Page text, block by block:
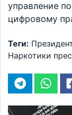
управление
цифровому
Теги:
Наркотики